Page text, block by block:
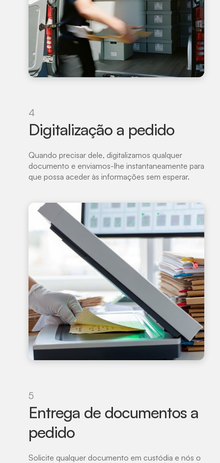
4
Digitalização a pedido
Quando precisar dele, digitalizamos qualquer
documento e enviamos-lhe instantaneamente para
que possa aceder às informações sem esperar.
5
Entrega de documentos a
pedido
Solicite qualquer documento em custódia e nós o